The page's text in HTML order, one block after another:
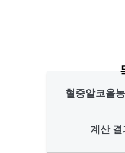
혈중알코올
계산 결